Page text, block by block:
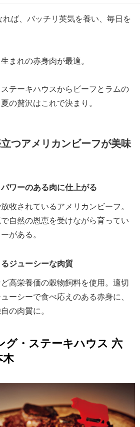
ば、バッチリ英気を養い、毎日を
まれの赤身肉が最適。
テーキハウスからビーフとラムの
の贅沢はこれで決まり。
つアメリカンビーフが美味
ワーのある肉に仕上がる
牧されているアメリカンビーフ。
自然の恩恵を受けながら育ってい
がある。
ジューシーな肉質
高栄養価の穀物飼料を使用。適切
ーシーで食べ応えのある赤身に、
の肉質に。
グ・ステーキハウス 六
木